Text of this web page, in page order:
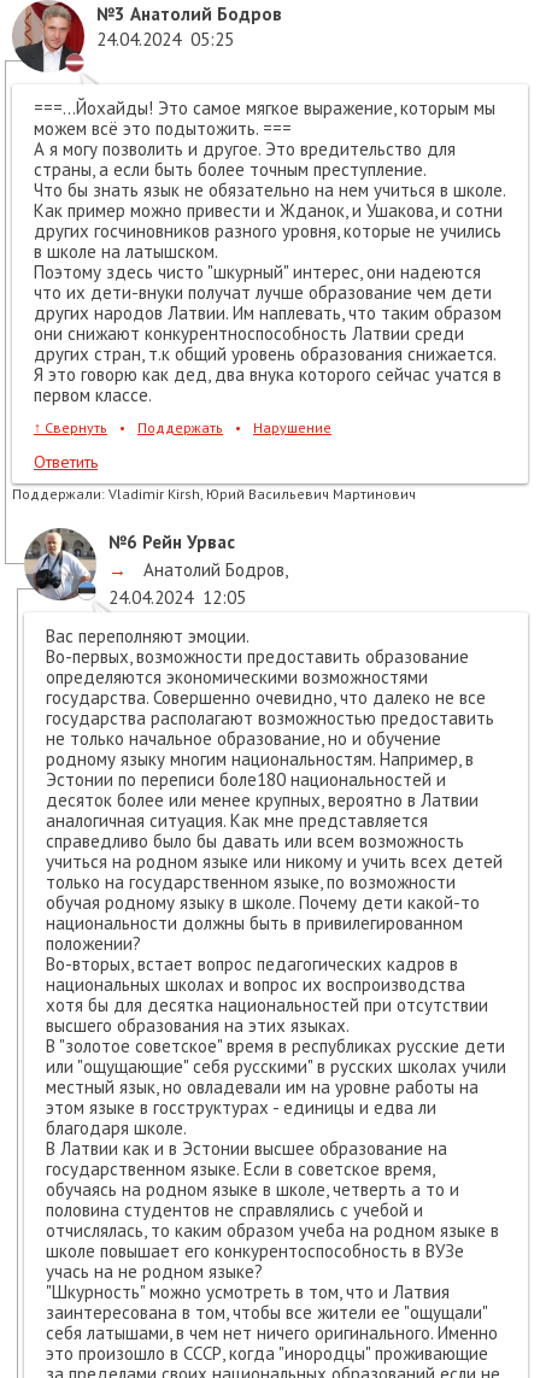
№3 Анатолий Бодров
24.04.2024 05:25
===...Йохайды! Это самое мягкое выражение, которым мы
можем всё это подытожить. ===
А я могу позволить и другое. Это вредительство для
страны, а если быть более точным преступление.
Что бы знать язык не обязательно на нем учиться в школе.
Как пример можно привести и Жданок, и Ушакова, и сотни
других госчиновников разного уровня, которые не учились
в школе на латышском.
Поэтому здесь чисто "шкурный" интерес, они надеются
что их дети-внуки получат лучше образование чем дети
других народов Латвии. Им наплевать, что таким образом
они снижают конкурентноспособность Латвии среди
других стран, т.к общий уровень образования снижается.
Я это говорю как дед, два внука которого сейчас учатся в
первом классе.
↑ Свернуть • Поддержать • Нарушение
Ответить
Поддержали: Vladimir Kirsh, Юрий Васильевич Мартинович
№6 Рейн Урвас
→
Анатолий Бодров
24.04.2024 12:05
Вас переполняют эмоции.
Во-первых, возможности предоставить образование
определяются экономическими возможностями
государства. Совершенно очевидно, что далеко не все
государства располагают возможностью предоставить
не только начальное образование, но и обучение
родному языку многим национальностям. Например, в
Эстонии по переписи боле180 национальностей и
десяток более или менее крупных, вероятно в Латвии
аналогичная ситуация. Как мне представляется
справедливо было бы давать или всем возможность
учиться на родном языке или никому и учить всех детей
только на государственном языке, по возможности
обучая родному языку в школе. Почему дети какой-то
национальности должны быть в привилегированном
положении?
Во-вторых, встает вопрос педагогических кадров в
национальных школах и вопрос их воспроизводства
хотя бы для десятка национальностей при отсутствии
высшего образования на этих языках.
В "золотое советское" время в республиках русские дети
или "ощущающие" себя русскими" в русских школах учили
местный язык, но овладевали им на уровне работы на
этом языке в госструктурах - единицы и едва ли
благодаря школе.
В Латвии как и в Эстонии высшее образование на
государственном языке. Если в советское время,
обучаясь на родном языке в школе, четверть а то и
половина студентов не справлялись с учебой и
отчислялась, то каким образом учеба на родном языке в
школе повышает его конкурентоспособность в ВУЗе
учась на не родном языке?
"Шкурность" можно усмотреть в том, что и Латвия
заинтересована в том, чтобы все жители ее "ощущали"
себя латышами, в чем нет ничего оригинального. Именно
это произошло в СССР, когда "инородцы" проживающие
за пределами своих национальных образований если не